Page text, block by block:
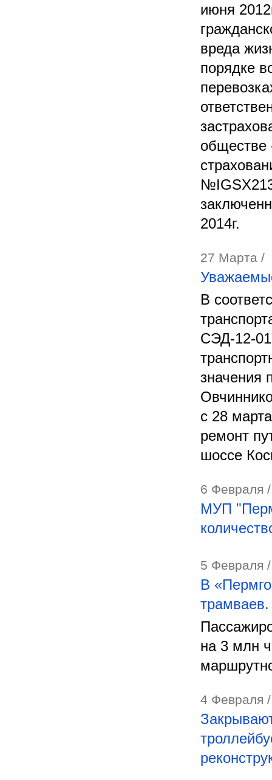
июня
вреда
порядке
обществе
2014г.
27 Марта /
В
СЭД-12-
значения
с 28
ремонт
шоссе
6 Февраля /
МУП
5 Февраля /
В
трамваев.
на 3 млн
4 Февраля /